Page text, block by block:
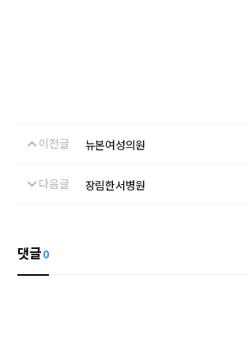
이전글 뉴본여성의원
다음글 장림한서병원
댓글0